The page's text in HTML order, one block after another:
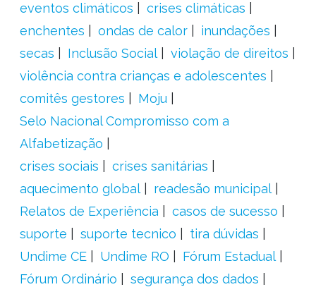
eventos climáticos
crises climáticas
enchentes
ondas de calor
inundações
secas
Inclusão Social
violação de direitos
violência contra crianças e adolescentes
comitês gestores
Moju
Selo Nacional Compromisso com a
Alfabetização
crises sociais
crises sanitárias
aquecimento global
readesão municipal
Relatos de Experiência
casos de sucesso
suporte
suporte tecnico
tira dúvidas
Undime CE
Undime RO
Fórum Estadual
Fórum Ordinário
segurança dos dados